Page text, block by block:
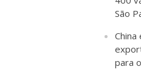
São
para